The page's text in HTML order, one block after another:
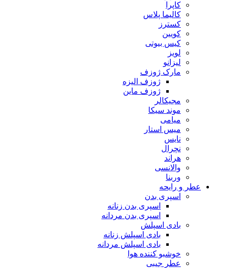
کاپرا
کالیما پلاس
کسترز
کویین
کیس بیوتی
لویز
لیزانو
مارک ژوزف
ژوزف الیزه
ژوزف ماین
مجیکالر
موند سیکا
میامی
میس استار
نایس
نچرال
هراند
والانسی
وربنا
عطر و رایحه
اسپری بدن
اسپری بدن زنانه
اسپری بدن مردانه
بادی اسپلش
بادی اسپلش زنانه
بادی اسپلش مردانه
خوشبو کننده هوا
عطر جیبی